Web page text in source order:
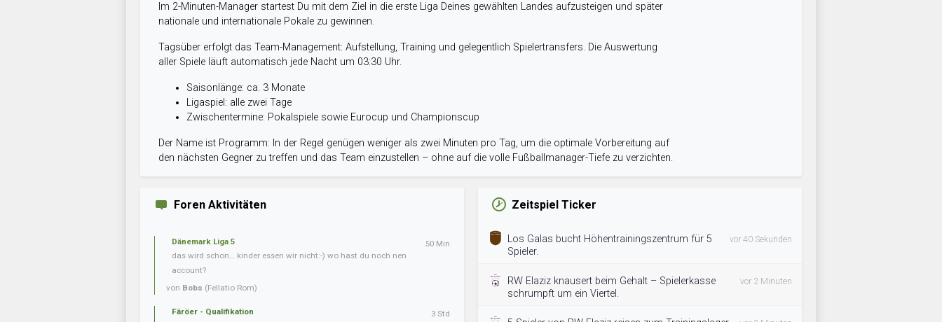
Im 2-Minuten-Manager startest Du mit dem Ziel in die erste Liga Deines gewählten Landes aufzusteigen und später
nationale und internationale Pokale zu gewinnen.
Tagsüber erfolgt das Team-Management: Aufstellung, Training und gelegentlich Spielertransfers. Die Auswertung
aller Spiele läuft automatisch jede Nacht um 03:30 Uhr.
Saisonlänge: ca. 3 Monate
Ligaspiel: alle zwei Tage
Zwischentermine: Pokalspiele sowie Eurocup und Championscup
Der Name ist Programm: In der Regel genügen weniger als zwei Minuten pro Tag, um die optimale Vorbereitung auf
den nächsten Gegner zu treffen und das Team einzustellen – ohne auf die volle Fußballmanager-Tiefe zu verzichten.
Foren Aktivitäten
Dänemark Liga 5
das wird schon… kinder essen wir nicht:-) wo hast du noch nen
account?
von Bobs (Fellatio Rom)
50 Min
Färöer - Qualifikation
3 Std
Zeitspiel Ticker
Los Galas bucht Höhentrainingszentrum für 5
Spieler.
vor 40 Sekunden
RW Elaziz knausert beim Gehalt – Spielerkasse
schrumpft um ein Viertel.
vor 2 Minuten